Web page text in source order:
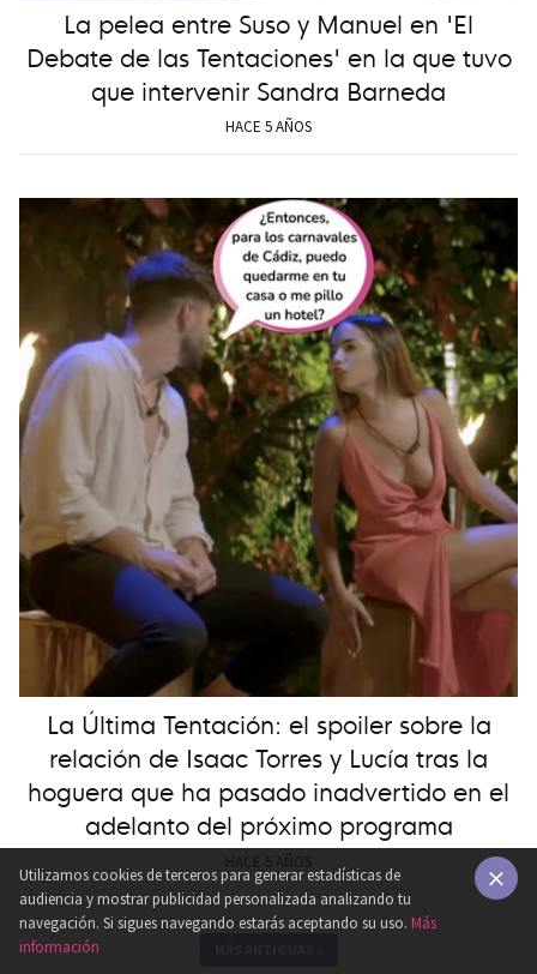
La pelea entre Suso y Manuel en 'El
Debate de las Tentaciones' en la que tuvo
que intervenir Sandra Barneda
HACE 5 AÑOS
La Última Tentación: el spoiler sobre la
relación de Isaac Torres y Lucía tras la
hoguera que ha pasado inadvertido en el
adelanto del próximo programa
HACE 5 AÑOS
Utilizamos cookies de terceros para generar estadísticas de
audiencia y mostrar publicidad personalizada analizando tu
navegación. Si sigues navegando estarás aceptando su uso. Más
información